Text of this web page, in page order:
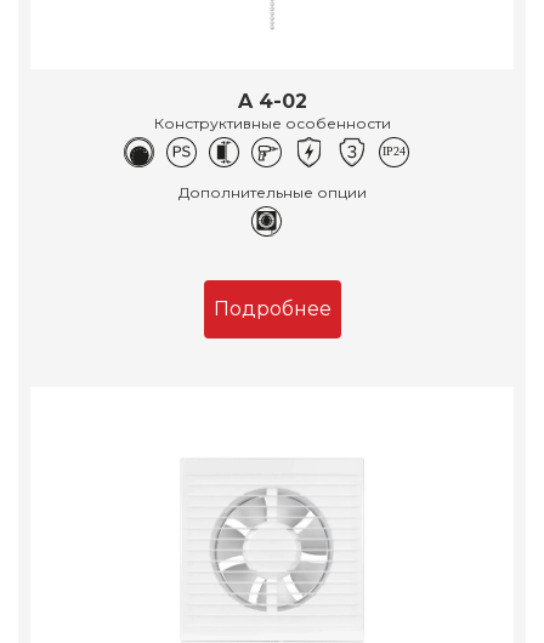
A 4-02
Конструктивные особенности
Дополнительные опции
Подробнее